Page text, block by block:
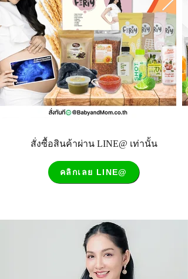
สั่งซื้อสินค้าผ่าน LINE@ เท่านั้น
คลิกเลย LINE@